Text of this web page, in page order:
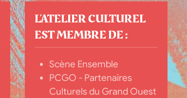
L’ATELIER CULTUREL
EST MEMBRE DE :
Scène Ensemble
PCGO - Partenaires
Culturels du Grand Ouest